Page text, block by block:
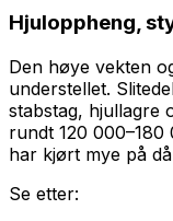
Hjuloppheng,
Den høye vekten
understellet.
stabstag, hjullagre
rundt 120
har kjørt mye på
Se etter: